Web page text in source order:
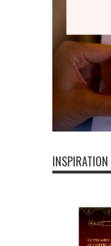
INSPIRATION